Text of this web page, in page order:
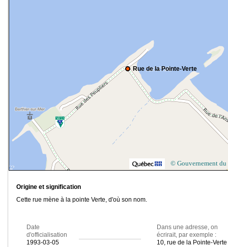
Rue de la Pointe-Verte
© Gouvernement du
Origine et signification
Cette rue mène à la pointe Verte, d'où son nom.
Date
d'officialisation
1993-03-05
Dans une adresse, on
écrirait, par exemple :
10, rue de la Pointe-Verte